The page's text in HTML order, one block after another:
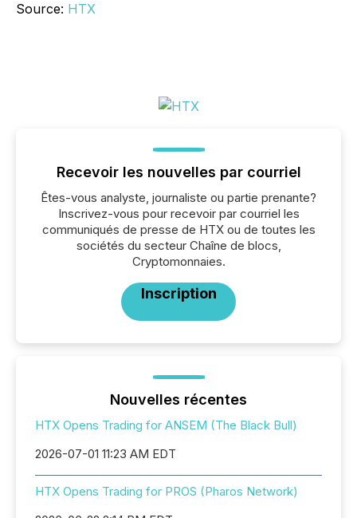
Source: HTX
Recevoir les nouvelles par courriel
Êtes-vous analyste, journaliste ou partie prenante?
Inscrivez-vous pour recevoir par courriel les
communiqués de presse de HTX ou de toutes les
sociétés du secteur Chaîne de blocs,
Cryptomonnaies.
Inscription
Nouvelles récentes
HTX Opens Trading for ANSEM (The Black Bull)
2026-07-01 11:23 AM EDT
HTX Opens Trading for PROS (Pharos Network)